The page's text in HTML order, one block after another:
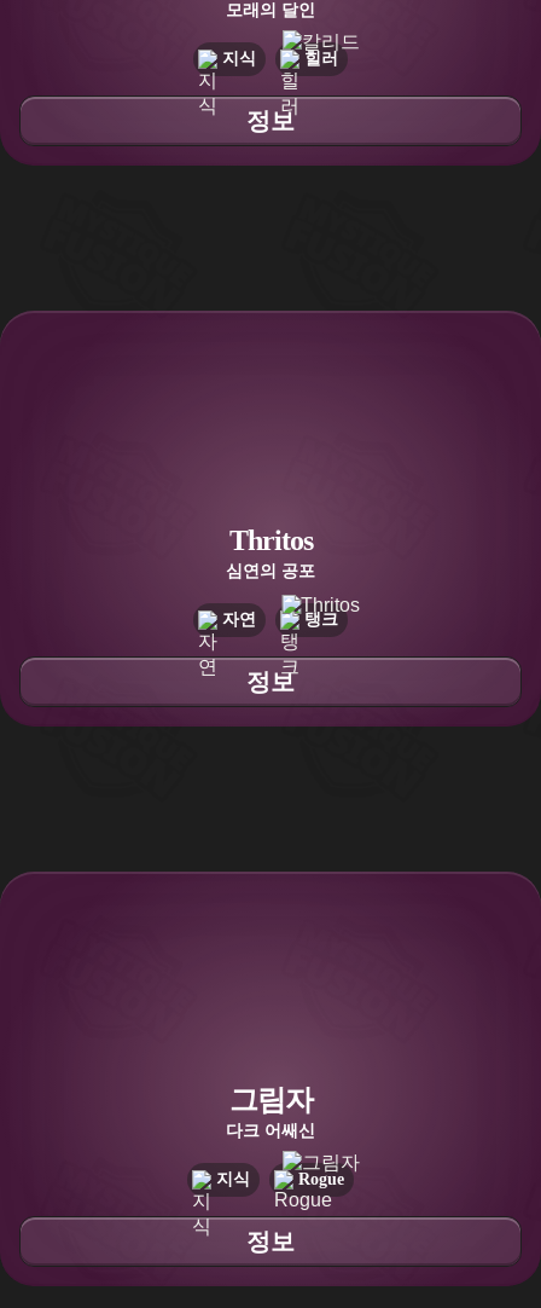
모래의 달인
지식 힐러
정보
Thritos
심연의 공포
자연 탱크
정보
그림자
다크 어쌔신
지식 Rogue
정보